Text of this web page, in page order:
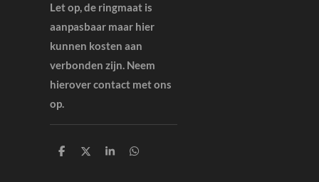
Let op, de ringmaat is
aanpasbaar maar hier
kunnen kosten aan
verbonden zijn. Neem
hierover contact met ons
op.
D
D
S
D